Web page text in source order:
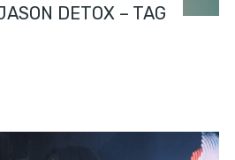
DETOX – TAG